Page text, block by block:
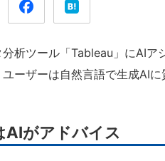
析ツール「Tableau」にAIア
ーザーは自然言語で生成AIに
AIがアドバイス